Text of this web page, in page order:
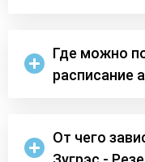
Где можно
расписание
От чего